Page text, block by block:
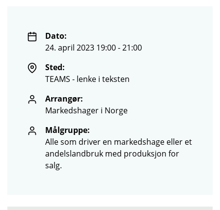
Dato:
24. april 2023 19:00 - 21:00
Sted:
TEAMS - lenke i teksten
Arrangør:
Markedshager i Norge
Målgruppe:
Alle som driver en markedshage eller et
andelslandbruk med produksjon for
salg.